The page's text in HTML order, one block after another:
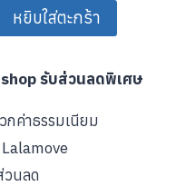
หยิบใส่ตะกร้า
รับส่วนลดพิเศษ
กค่าธรรมเนียม
นลด